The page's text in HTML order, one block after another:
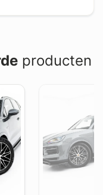
producten